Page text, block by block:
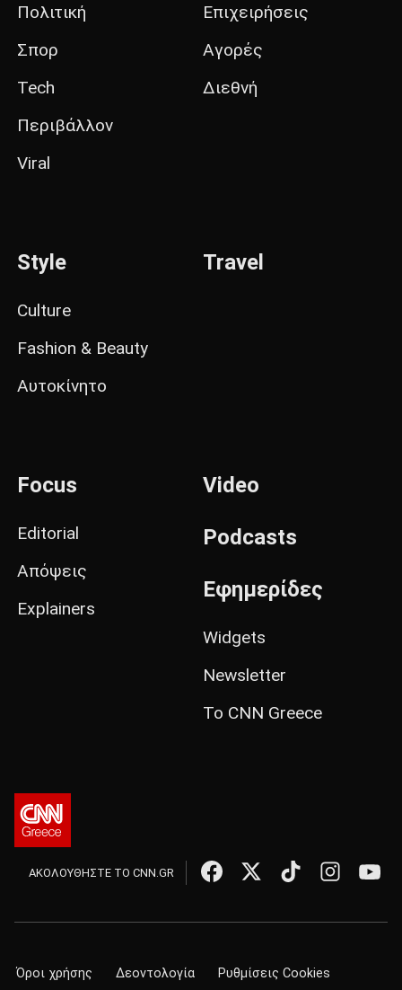
Πολιτική
Σπορ
Tech
Περιβάλλον
Viral
Επιχειρήσεις
Αγορές
Διεθνή
Style
Culture
Fashion & Beauty
Αυτοκίνητο
Travel
Focus
Editorial
Απόψεις
Explainers
Video
Podcasts
Εφημερίδες
Widgets
Newsletter
Το CNN Greece
ΑΚΟΛΟΥΘΗΣΤΕ ΤΟ CNN.GR
Όροι χρήσης Δεοντολογία Ρυθμίσεις Cookies